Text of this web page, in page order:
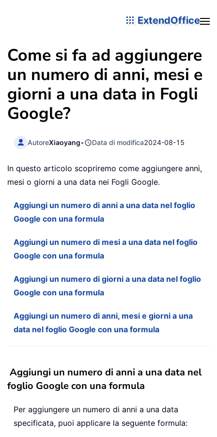
ExtendOffice
Come si fa ad aggiungere
un numero di anni, mesi e
giorni a una data in Fogli
Google?
AutoreXiaoyang• Data di modifica2024-08-15
In questo articolo scopriremo come aggiungere anni,
mesi o giorni a una data nei Fogli Google.
Aggiungi un numero di anni a una data nel foglio
Google con una formula
Aggiungi un numero di mesi a una data nel foglio
Google con una formula
Aggiungi un numero di giorni a una data nel foglio
Google con una formula
Aggiungi un numero di anni, mesi e giorni a una
data nel foglio Google con una formula
Aggiungi un numero di anni a una data nel
foglio Google con una formula
Per aggiungere un numero di anni a una data
specificata, puoi applicare la seguente formula: